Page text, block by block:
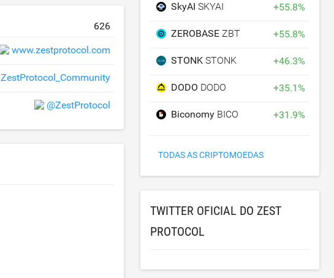
626
www.zestprotocol.com
ZestProtocol_Community
@ZestProtocol
SkyAISKYAI +55.8%
ZEROBASEZBT +55.8%
STONKSTONK +46.3%
DODO DODO +35.1%
Biconomy BICO +31.9%
TODAS AS CRIPTOMOEDAS
TWITTER OFICIAL DO ZEST
PROTOCOL